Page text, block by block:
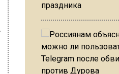
праздника